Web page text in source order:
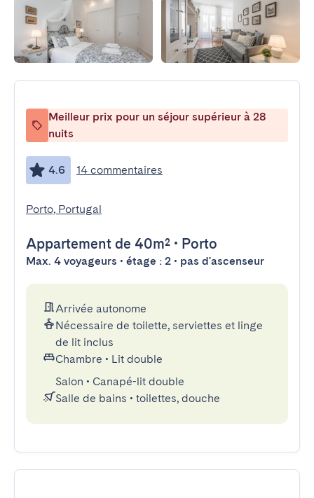
Meilleur prix pour un séjour supérieur à 28
nuits
4.6 14 commentaires
Porto, Portugal
Appartement de 40m² • Porto
Max. 4 voyageurs • étage : 2 • pas d'ascenseur
Arrivée autonome
Nécessaire de toilette, serviettes et linge
de lit inclus
Chambre • Lit double
Salon • Canapé-lit double
Salle de bains • toilettes, douche